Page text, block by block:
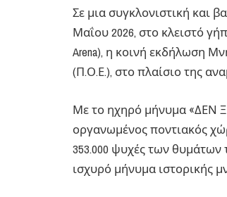
Σε μια συγκλονιστική και
Μαΐου 2026, στο κλειστό
Arena), η κοινή εκδήλωση
(Π.Ο.Ε.), στο πλαίσιο της
Με το ηχηρό μήνυμα «ΔΕΝ
οργανωμένος ποντιακός
353.000 ψυχές των θυμάτων
ισχυρό μήνυμα ιστορικής